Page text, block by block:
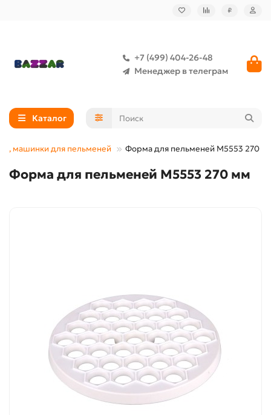
₽
+7 (499) 404-26-48
Менеджер в телеграм
Каталог
машинки для пельменей Форма для пельменей М5553 270
Форма для пельменей М5553 270 мм